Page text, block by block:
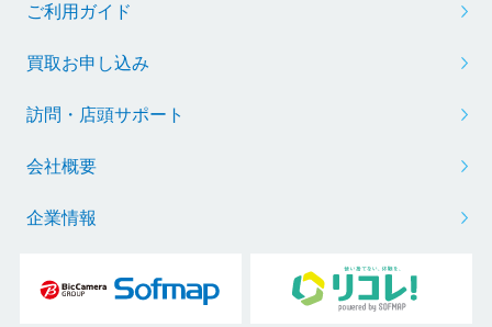
ご利用ガイド
買取お申し込み
訪問・店頭サポート
会社概要
企業情報